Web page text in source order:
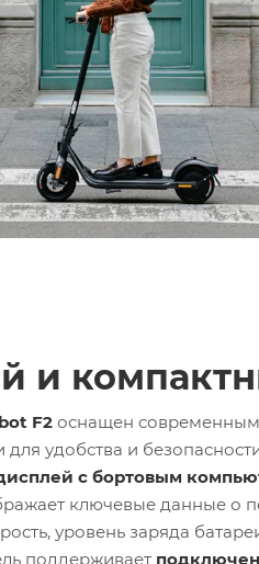
и
F2 оснащен
для удобства и
с бортовым
ключевые данные о
уровень заряда
поддерживает